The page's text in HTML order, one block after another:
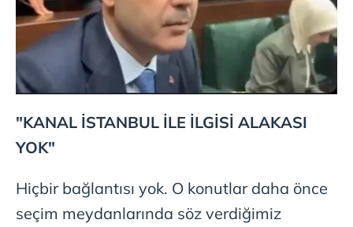
"KANAL İSTANBUL İLE İLGİSİ ALAKASI
YOK"
Hiçbir bağlantısı yok. O konutlar daha önce
seçim meydanlarında söz verdiğimiz